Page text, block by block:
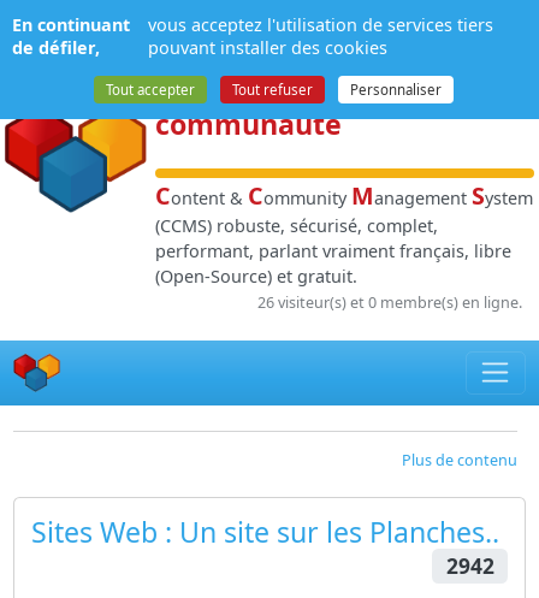
NPDS:Gestion de
contenuet de
communauté
Content & Community Management System
(CCMS) robuste, sécurisé, complet,
performant, parlant vraiment français, libre
(Open-Source) et gratuit.
26 visiteur(s) et 0 membre(s) en ligne.
Plus de contenu
Sites Web : Un site sur les Planches..
2942
Panneau de gestion des cookies
En continuant
de défiler,
vous acceptez l'utilisation de services tiers
pouvant installer des cookies
Tout accepter Tout refuser Personnaliser